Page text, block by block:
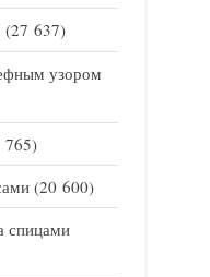
(27 637)
узором
765)
(20 600)
спицами